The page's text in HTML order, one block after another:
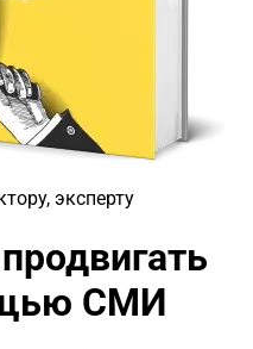
эксперту
СМИ